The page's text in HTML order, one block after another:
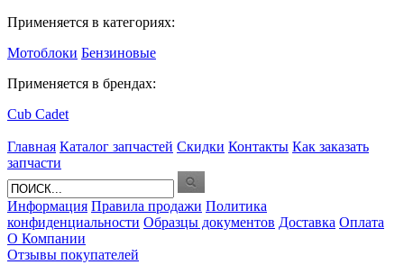
Применяется в категориях:
Мотоблоки Бензиновые
Применяется в брендах:
Cub Cadet
Главная Каталог запчастей Скидки Контакты Как заказать
запчасти
Информация Правила продажи Политика
конфиденциальности Образцы документов Доставка Оплата
О Компании
Отзывы покупателей